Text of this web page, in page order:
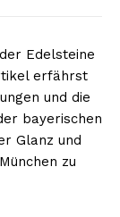
Edelsteine
erfährst
und die
bayerischen
Glanz und
zu